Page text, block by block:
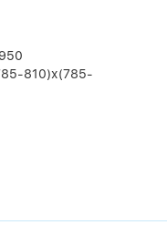
810)х(785-